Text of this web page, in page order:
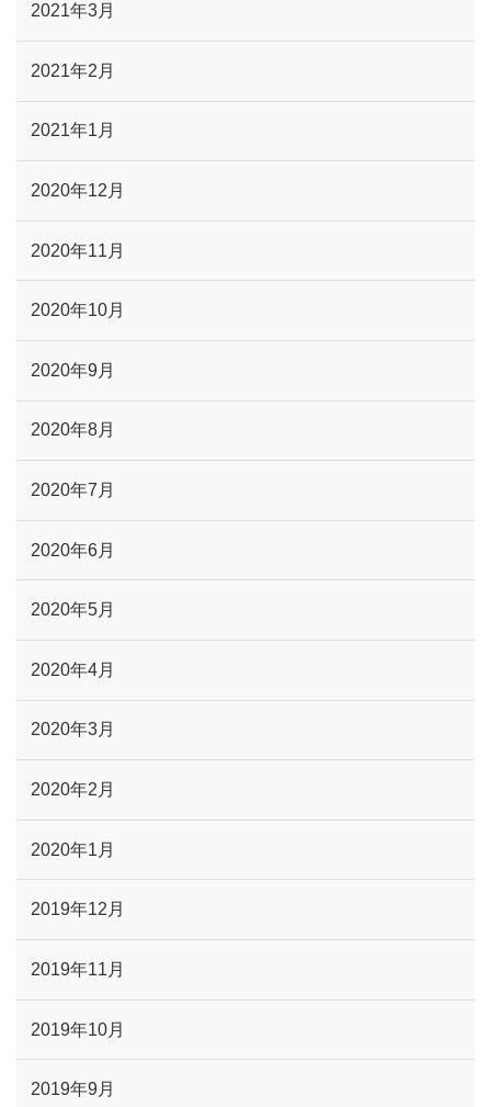
2021年3月
2021年2月
2021年1月
2020年12月
2020年11月
2020年10月
2020年9月
2020年8月
2020年7月
2020年6月
2020年5月
2020年4月
2020年3月
2020年2月
2020年1月
2019年12月
2019年11月
2019年10月
2019年9月